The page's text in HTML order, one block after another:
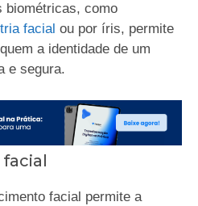
biométricas, como
facial ou por íris, permite
a identidade de um
e segura.
facial permite a